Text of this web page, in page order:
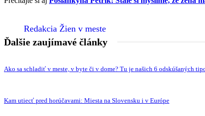
Redakcia Žien v meste
Ďalšie zaujímavé články
Ako sa schladiť v meste, v byte či v dome? Tu je našich 6 odskúšaných
Kam utiecť pred horúčavami: Miesta na Slovensku i v Európe